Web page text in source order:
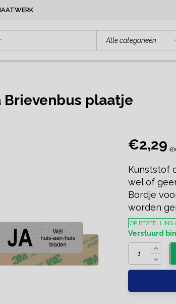
Brievenbus plaatje
€2,29
Kunststof
wel of
Bordje
worden
OP BESTELLING
Verstuurd